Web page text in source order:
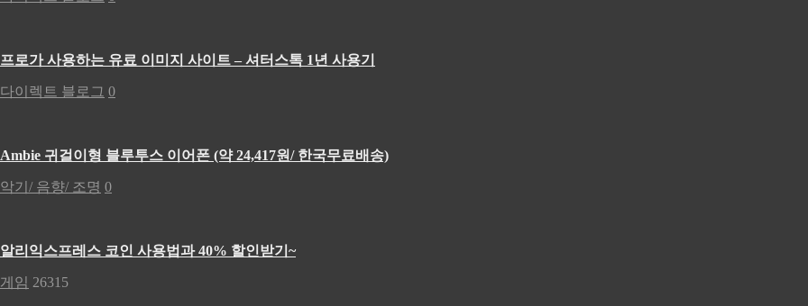
프로가 사용하는 유료 이미지 사이트 – 셔터스톡 1년 사용기
다이렉트 블로그 0
Ambie 귀걸이형 블루투스 이어폰 (약 24,417원/ 한국무료배송)
악기/ 음향/ 조명 0
알리익스프레스 코인 사용법과 40% 할인받기~
게임 26315